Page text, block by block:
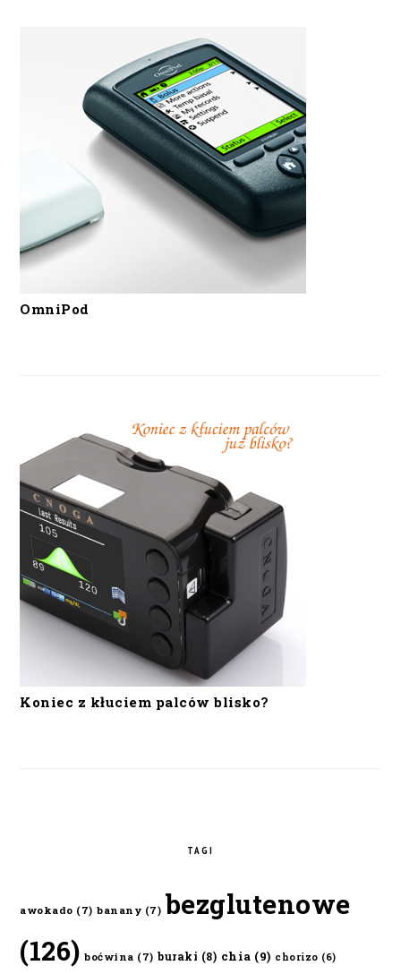
OmniPod
Koniec z kłuciem palców blisko?
TAGI
awokado (7) banany (7) bezglutenowe
(126) boćwina (7) buraki (8) chia (9) chorizo (6)